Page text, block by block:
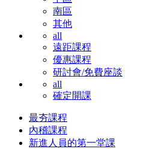
南區
其他
all
遠距課程
優惠課程
研討會/免費座談
all
確定開課
最夯課程
內稽課程
新進人員的第一堂課